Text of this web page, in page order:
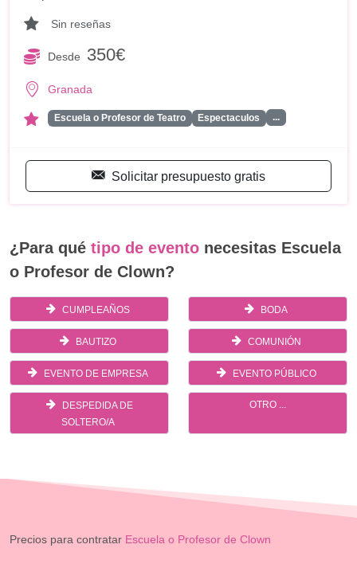
Sin reseñas
Desde 350€
Granada
Escuela o Profesor de Teatro Espectaculos ...
Solicitar presupuesto gratis
¿Para qué tipo de evento necesitas Escuela
o Profesor de Clown?
CUMPLEAÑOS BODA
BAUTIZO COMUNIÓN
EVENTO DE EMPRESA EVENTO PÚBLICO
DESPEDIDA DE
SOLTERO/A
OTRO ...
Precios para contratar Escuela o Profesor de Clown